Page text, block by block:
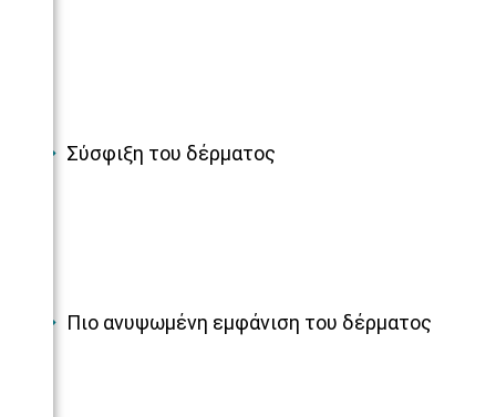
Σύσφιξη του δέρματος
Πιο ανυψωμένη εμφάνιση του δέρματος